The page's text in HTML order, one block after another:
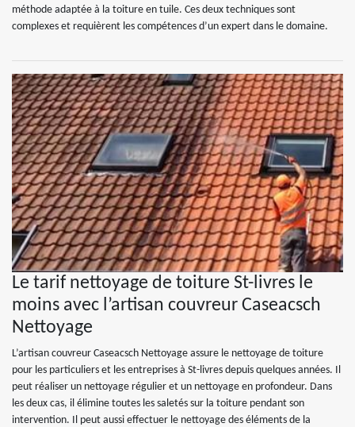
méthode adaptée à la toiture en tuile. Ces deux techniques sont
complexes et requièrent les compétences d’un expert dans le domaine.
Le tarif nettoyage de toiture St-livres le
moins avec l’artisan couvreur Caseacsch
Nettoyage
L’artisan couvreur Caseacsch Nettoyage assure le nettoyage de toiture
pour les particuliers et les entreprises à St-livres depuis quelques années. Il
peut réaliser un nettoyage régulier et un nettoyage en profondeur. Dans
les deux cas, il élimine toutes les saletés sur la toiture pendant son
intervention. Il peut aussi effectuer le nettoyage des éléments de la